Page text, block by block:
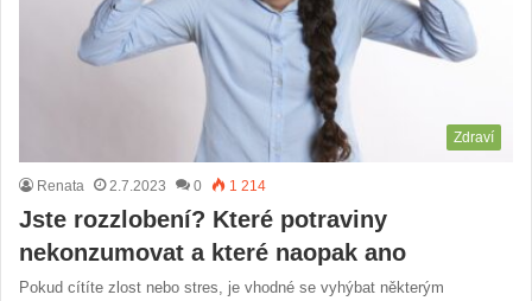
Zdraví
Renata 2.7.2023 0 1 214
Jste rozzlobení? Které potraviny
nekonzumovat a které naopak ano
Pokud cítíte zlost nebo stres, je vhodné se vyhýbat některým